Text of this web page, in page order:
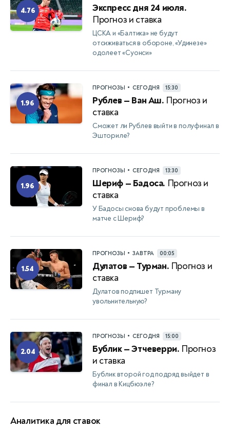
4.76
Экспресс дня 24 июля.
Прогноз и ставка
ЦСКА и «Балтика» не будут
отсиживаться в обороне, «Удинезе»
одолеет «Суонси»
1.96
ПРОГНОЗЫ • СЕГОДНЯ 15:30
Рублев — Ван Аш. Прогноз и
ставка
Сможет ли Рублев выйти в полуфинал в
Эшториле?
1.96
ПРОГНОЗЫ • СЕГОДНЯ 13:30
Шериф — Бадоса. Прогноз и
ставка
У Бадосы снова будут проблемы в
матче с Шериф?
1.54
ПРОГНОЗЫ • ЗАВТРА 00:05
Дулатов — Турман. Прогноз и
ставка
Дулатов подпишет Турману
увольнительную?
2.04
ПРОГНОЗЫ • СЕГОДНЯ 15:00
Бублик — Этчеверри. Прогноз
и ставка
Бублик второй год подряд выйдет в
финал в Кицбюэле?
Аналитика для ставок